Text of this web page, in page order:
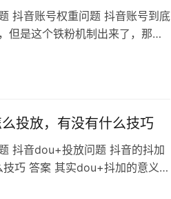
抖音账号权重问题 抖音账号到底
但是这个铁粉机制出来了，那就
投放，有没有什么技巧
抖音dou+投放问题 抖音的抖加
巧 答案 其实dou+抖加的意义在